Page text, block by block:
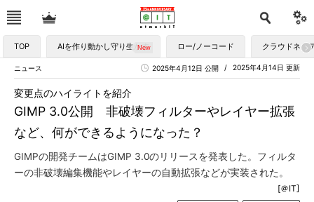
TOP AIを作り動かし守り生かす ロー/ノーコード クラウドネイ
ニュース 2025年4月14日 更新
2025年4月12日 公開
GIMP 3.0公開 非破壊フィルターやレイヤー拡張
など、何ができるようになった？
変更点のハイライトを紹介
GIMPの開発チームはGIMP 3.0のリリースを発表した。フィルタ
ーの非破壊編集機能やレイヤーの自動拡張などが実装された。
[＠IT]